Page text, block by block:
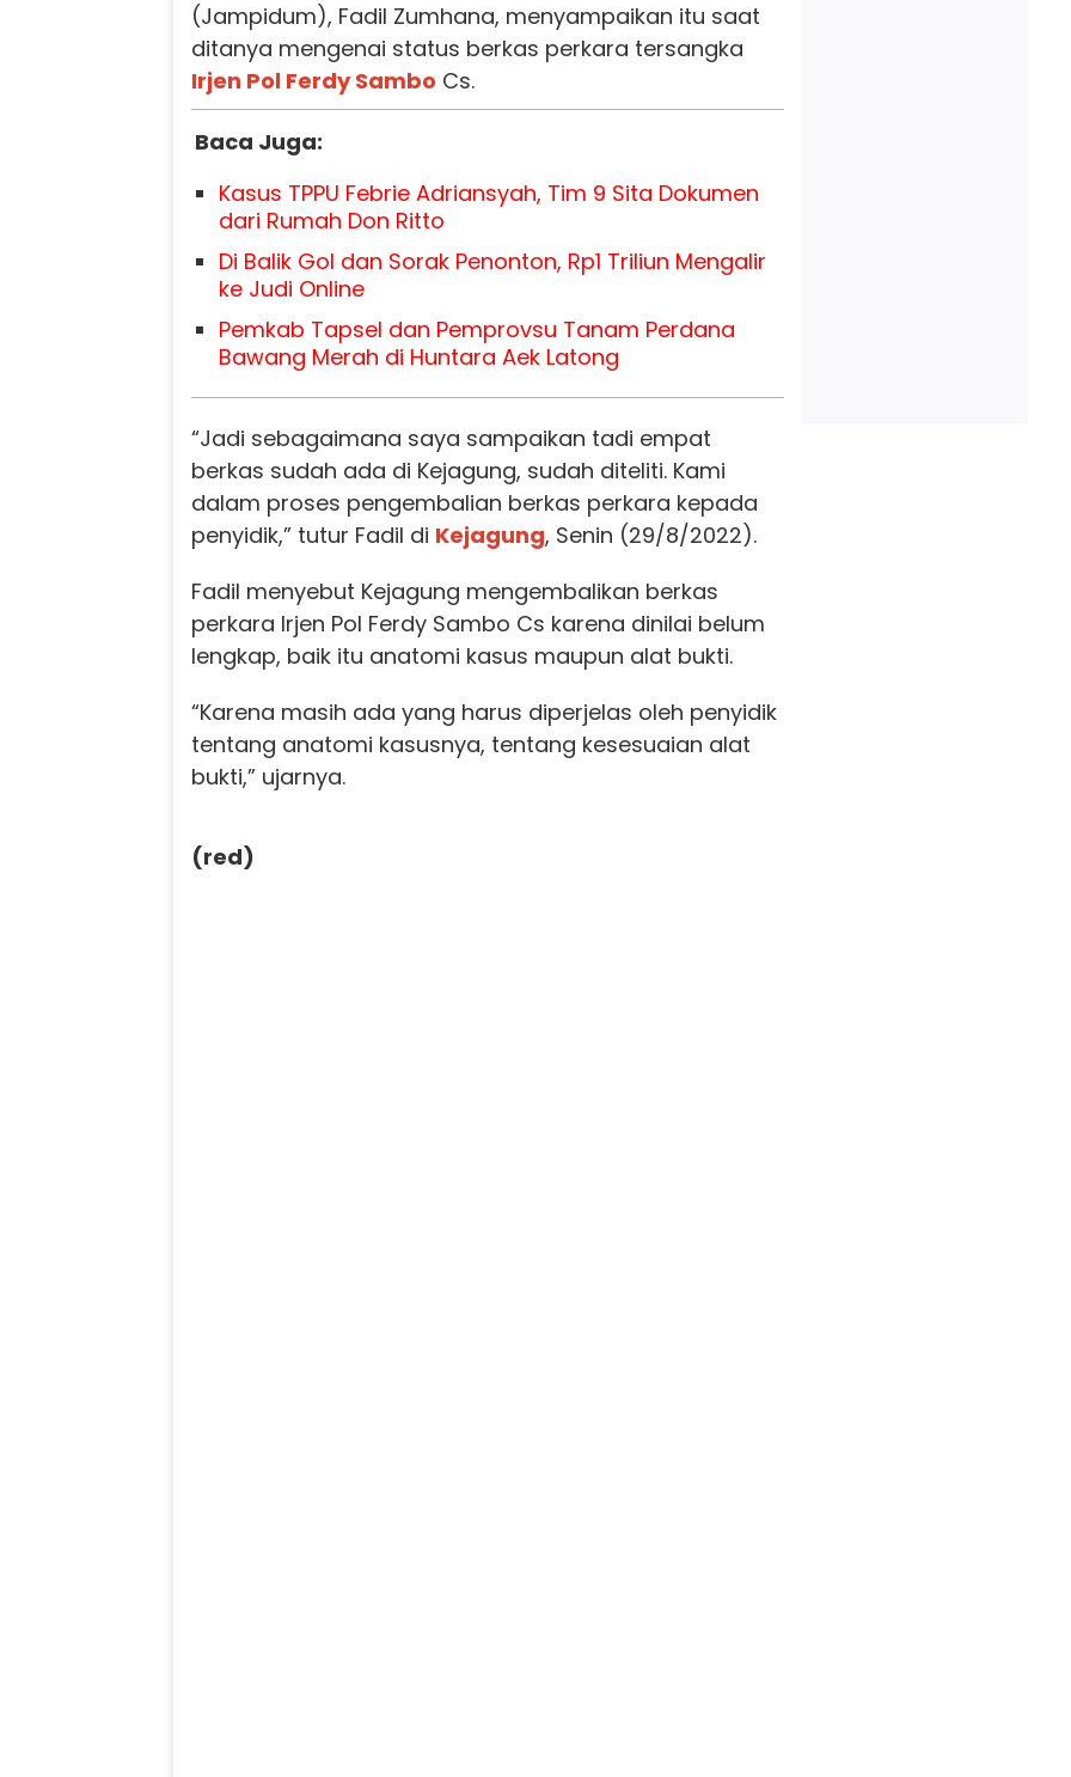
(Jampidum), Fadil Zumhana, menyampaikan itu saat
ditanya mengenai status berkas perkara tersangka
Irjen Pol Ferdy Sambo Cs.
Baca Juga:
Kasus TPPU Febrie Adriansyah, Tim 9 Sita Dokumen
dari Rumah Don Ritto
Di Balik Gol dan Sorak Penonton, Rp1 Triliun Mengalir
ke Judi Online
Pemkab Tapsel dan Pemprovsu Tanam Perdana
Bawang Merah di Huntara Aek Latong
“Jadi sebagaimana saya sampaikan tadi empat
berkas sudah ada di Kejagung, sudah diteliti. Kami
dalam proses pengembalian berkas perkara kepada
penyidik,” tutur Fadil di Kejagung, Senin (29/8/2022).
Fadil menyebut Kejagung mengembalikan berkas
perkara Irjen Pol Ferdy Sambo Cs karena dinilai belum
lengkap, baik itu anatomi kasus maupun alat bukti.
“Karena masih ada yang harus diperjelas oleh penyidik
tentang anatomi kasusnya, tentang kesesuaian alat
bukti,” ujarnya.
(red)